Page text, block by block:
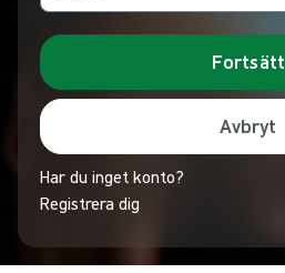
Fortsätt
Avbryt
Har du inget konto?
Registrera dig